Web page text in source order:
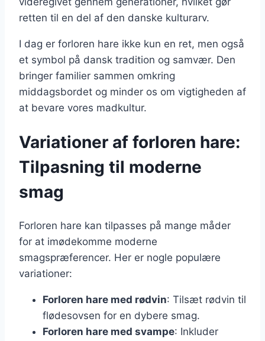
retten til en del af den danske kulturarv.
I dag er forloren hare ikke kun en ret, men også
et symbol på dansk tradition og samvær. Den
bringer familier sammen omkring
middagsbordet og minder os om vigtigheden af
at bevare vores madkultur.
Variationer af forloren hare:
Tilpasning til moderne
smag
Forloren hare kan tilpasses på mange måder
for at imødekomme moderne
smagspræferencer. Her er nogle populære
variationer:
Forloren hare med rødvin: Tilsæt rødvin til
flødesovsen for en dybere smag.
Forloren hare med svampe: Inkluder